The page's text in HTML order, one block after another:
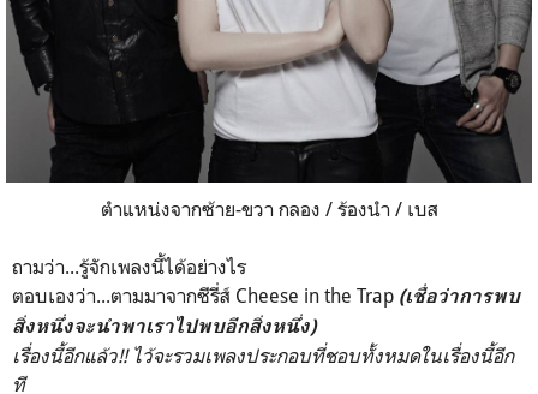
ตำแหน่งจากซ้าย-ขวา กลอง / ร้องนำ / เบส
ถามว่า...รู้จักเพลงนี้ได้อย่างไร
ตอบเองว่า...ตามมาจากซีรี่ส์ Cheese in the Trap (เชื่อว่าการพบ
สิ่งหนึ่งจะนำพาเราไปพบอีกสิ่งหนึ่ง)
เรื่องนี้อีกแล้ว!! ไว้จะรวมเพลงประกอบที่ชอบทั้งหมดในเรื่องนี้อีก
ที